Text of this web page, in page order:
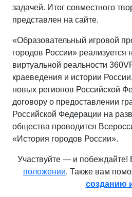
задачей. Итог совместного
представлен на сайте.
«Образовательный игровой
городов России» реализуется
виртуальной реальности
краеведения и истории
новых регионов Российской
договору о предоставлении
Российской Федерации на
общества проводится
«История городов России».
Участвуйте — и
положении. Также вам
созданию